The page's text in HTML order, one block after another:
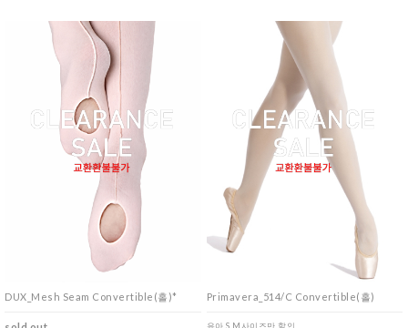
DUX_Mesh Seam Convertible(홀)* Primavera_514/C Convertible(홀)